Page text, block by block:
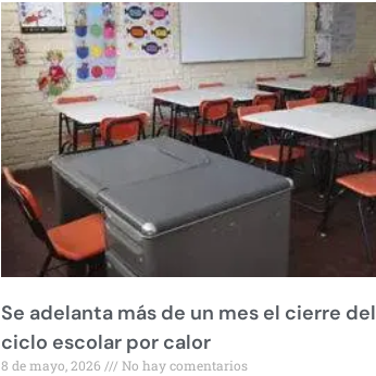
Se adelanta más de un mes el cierre del
ciclo escolar por calor
8 de mayo, 2026 No hay comentarios